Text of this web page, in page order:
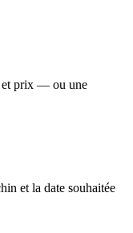
et prix — ou une
et la date souhaitée